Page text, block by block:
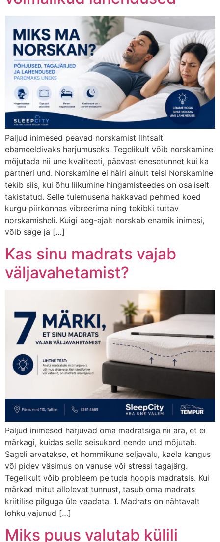
Paljud inimesed peavad norskamist lihtsalt
ebameeldivaks harjumuseks. Tegelikult võib norskamine
mõjutada nii une kvaliteeti, päevast enesetunnet kui ka
partneri und. Norskamine ei häiri ainult teisi Norskamine
tekib siis, kui õhu liikumine hingamisteedes on osaliselt
takistatud. Selle tulemusena hakkavad pehmed koed
kurgu piirkonnas vibreerima ning tekibki tuttav
norskamisheli. Kuigi aeg-ajalt norskab enamik inimesi,
võib sage ja […]
Kas sinu madrats vajab
väljavahetamist?
Paljud inimesed harjuvad oma madratsiga nii ära, et ei
märkagi, kuidas selle seisukord nende und mõjutab.
Sageli arvatakse, et hommikune seljavalu, kaela kangus
või pidev väsimus on vanuse või stressi tagajärg.
Tegelikult võib probleem peituda hoopis madratsis. Kui
märkad mitut allolevat tunnust, tasub oma madrats
kriitilise pilguga üle vaadata. 1. Madrats on nähtavalt
lohku vajunud […]
Miks puus valutab külili